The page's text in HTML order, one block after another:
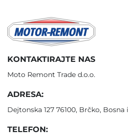
KONTAKTIRAJTE NAS
Moto Remont Trade d.o.o.
ADRESA:
Dejtonska 127 76100, Brčko,
TELEFON: